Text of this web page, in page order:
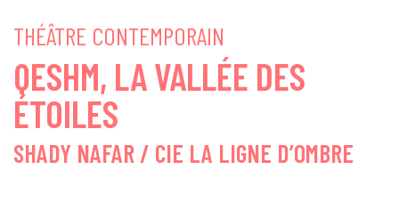
THÉÂTRE CONTEMPORAIN
QESHM, LA VALLÉE DES
ÉTOILES
SHADY NAFAR / CIE LA LIGNE D’OMBRE